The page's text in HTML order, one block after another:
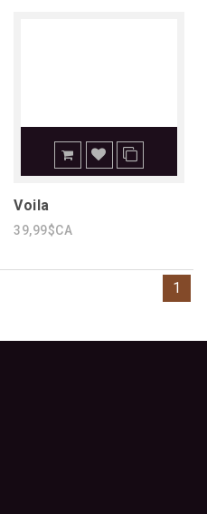
Voila
39,99$CA
1